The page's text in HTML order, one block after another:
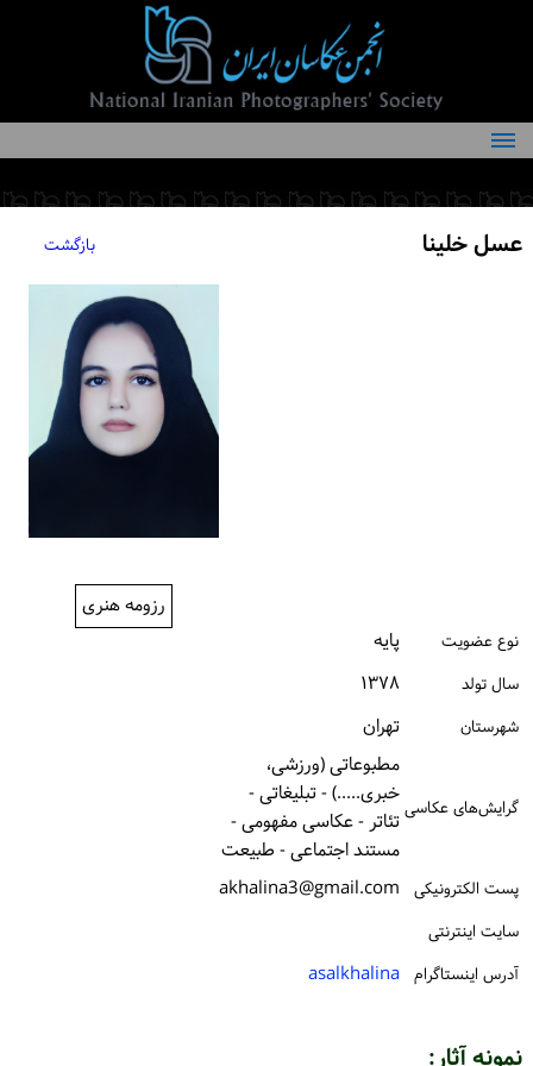
درباره انجمن
کمیته‌های انجمن
عسل خلینا بازگشت
رزومه هنری
نوع عضویت پایه
سال تولد ۱۳۷۸
شهرستان تهران
گرایش‌های عکاسی
مطبوعاتی (ورزشی،
خبری.....) - تبلیغاتی -
تئاتر - عکاسی مفهومی -
مستند اجتماعی - طبیعت
پست الكترونیكی akhalina3@gmail.com
سایت اینترنتی
آدرس اینستاگرام asalkhalina